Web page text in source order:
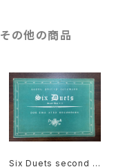
その他の商品
Six Duets second B